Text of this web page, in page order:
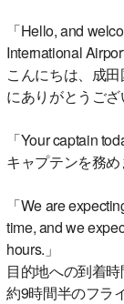
「Hello, and
International
こんにちは、成
にありがとうござ
「Your captain
キャプテンを務め
「We are
time, and we
hours.」
目的地への到着
約9時間半のフラ